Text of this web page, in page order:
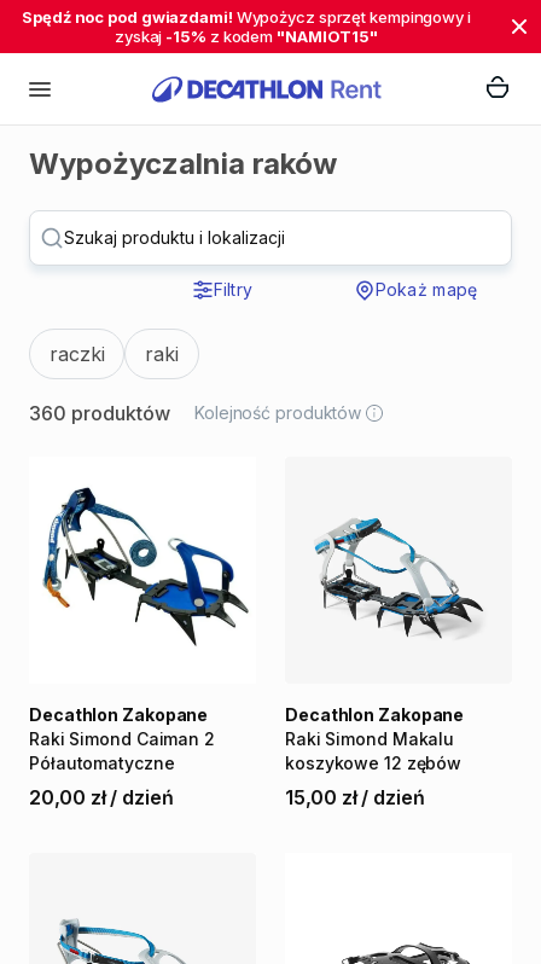
Spędź noc pod gwiazdami! Wypożycz sprzęt kempingowy i
zyskaj -15% z kodem "NAMIOT15"
Wypożyczalnia raków
Szukaj produktu i lokalizacji
Filtry Pokaż mapę
raczki raki
360 produktów Kolejność produktów
Raki Simond Caiman 2
Półautomatyczne
Decathlon Zakopane
20,00 zł / dzień
Raki Simond Makalu
koszykowe 12 zębów
Decathlon Zakopane
15,00 zł / dzień